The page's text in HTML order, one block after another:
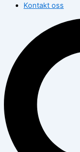
Kontakt oss